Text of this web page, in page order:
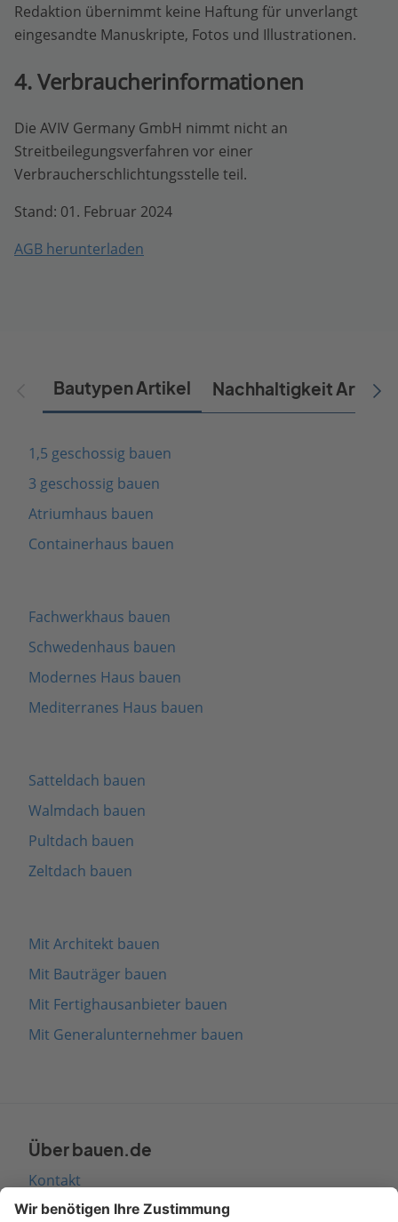
Redaktion übernimmt keine Haftung für unverlangt
eingesandte Manuskripte, Fotos und Illustrationen.
4. Verbraucherinformationen
Die AVIV Germany GmbH nimmt nicht an
Streitbeilegungsverfahren vor einer
Verbraucherschlichtungsstelle teil.
Stand: 01. Februar 2024
AGB herunterladen
Bautypen Artikel Nachhaltigkeit Artikel
1,5 geschossig bauen
3 geschossig bauen
Atriumhaus bauen
Containerhaus bauen
Fachwerkhaus bauen
Schwedenhaus bauen
Modernes Haus bauen
Mediterranes Haus bauen
Satteldach bauen
Walmdach bauen
Pultdach bauen
Zeltdach bauen
Mit Architekt bauen
Mit Bauträger bauen
Mit Fertighausanbieter bauen
Mit Generalunternehmer bauen
Über bauen.de
Kontakt
Seitenaufbau